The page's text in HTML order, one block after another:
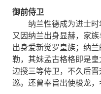
御前侍卫
纳兰性德成为进士时
又因纳兰出身显赫，家
出身爱新觉罗皇族；纳
勒，其妹孟古格格即是
边授三等侍卫，不久后
巡。还曾奉旨出使梭龙，